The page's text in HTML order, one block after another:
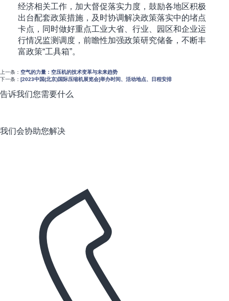
经济相关工作，加大督促落实力度，鼓励各地区积极
出台配套政策措施，及时协调解决政策落实中的堵点
卡点，同时做好重点工业大省、行业、园区和企业运
行情况监测调度，前瞻性加强政策研究储备，不断丰
富政策“工具箱”。
上一条： 空气的力量：空压机的技术变革与未来趋势
下一条： [2023中国(北京)国际压缩机展览会]举办时间、活动地点、日程安排
告诉我们您需要什么
我们会协助您解决